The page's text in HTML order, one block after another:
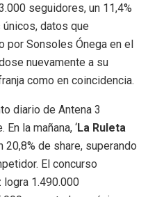
seguidores, un 11,4%
datos que
por Sonsoles Ónega en el
nuevamente a su
como en coincidencia.
diario de Antena 3
la mañana, ‘La Ruleta
20,8% de share, superando
El concurso
1.490.000